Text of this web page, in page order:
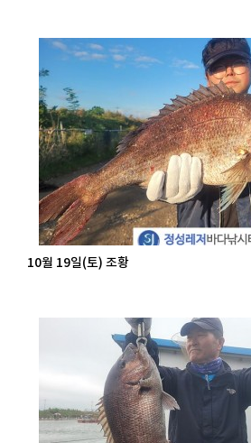
10월 19일(토) 조황